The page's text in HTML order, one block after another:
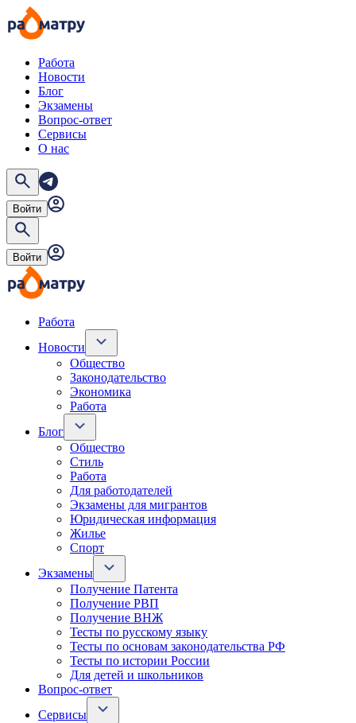
Работа
Новости
Блог
Экзамены
Вопрос-ответ
Сервисы
О нас
Войти
Войти
Работа
Новости
Общество
Законодательство
Экономика
Работа
Блог
Общество
Стиль
Работа
Для работодателей
Экзамены для мигрантов
Юридическая информация
Жилье
Спорт
Экзамены
Получение Патента
Получение РВП
Получение ВНЖ
Тесты по русскому языку
Тесты по основам законодательства РФ
Тесты по истории России
Для детей и школьников
Вопрос-ответ
Сервисы